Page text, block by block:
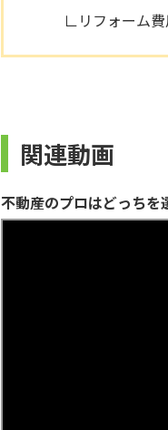
∟リフォーム費
関連動画
不動産のプロはどっちを